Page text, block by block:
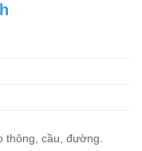
thông, cầu, đường.